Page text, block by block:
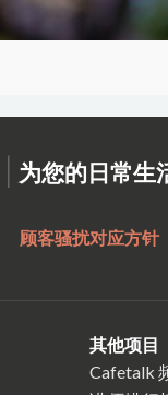
| 为您的日常生
顾客骚扰对应方针
其他项目
Cafetalk